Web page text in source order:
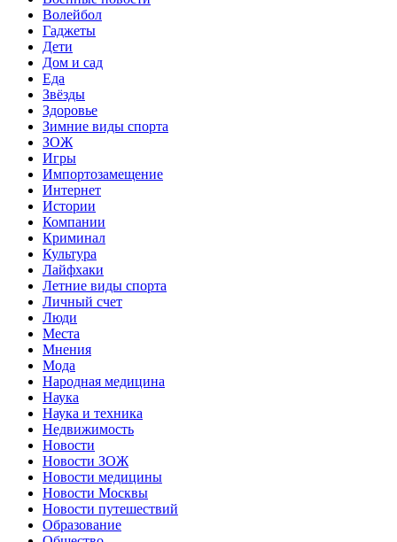
Волейбол
Гаджеты
Дети
Дом и сад
Еда
Звёзды
Здоровье
Зимние виды спорта
ЗОЖ
Игры
Импортозамещение
Интернет
Истории
Компании
Криминал
Культура
Лайфхаки
Летние виды спорта
Личный счет
Люди
Места
Мнения
Мода
Народная медицина
Наука
Наука и техника
Недвижимость
Новости
Новости ЗОЖ
Новости медицины
Новости Москвы
Новости путешествий
Образование